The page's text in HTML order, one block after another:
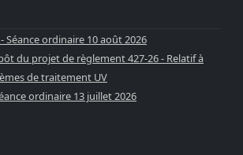
- Séance ordinaire 10 août 2026
du projet de règlement 427-26 - Relatif à
de traitement UV
ordinaire 13 juillet 2026